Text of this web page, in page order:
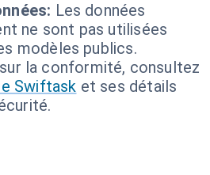
Les données
ne sont pas utilisées
modèles publics.
la conformité, consultez
Swiftask et ses détails